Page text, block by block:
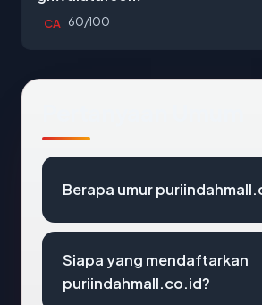
CA 60/100
Berapa umur
Siapa yang mendaftarkan
puriindahmall.co.id?